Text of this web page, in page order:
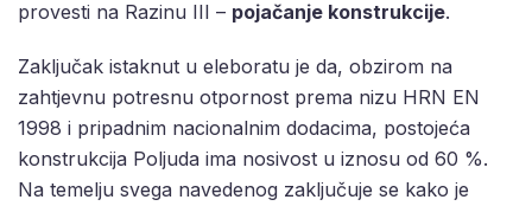
provesti na Razinu III – pojačanje konstrukcije.
Zaključak istaknut u eleboratu je da, obzirom na
zahtjevnu potresnu otpornost prema nizu HRN EN
1998 i pripadnim nacionalnim dodacima, postojeća
konstrukcija Poljuda ima nosivost u iznosu od 60 %.
Na temelju svega navedenog zaključuje se kako je